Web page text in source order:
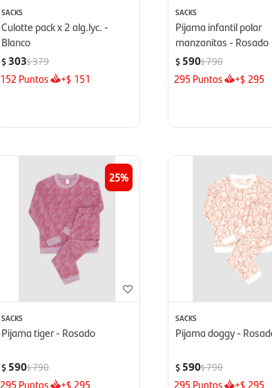
SACKS
Culotte pack x 2 alg.lyc. -
Blanco
$ 303$379
152 Puntos +$ 151
SACKS
Pijama infantil polar
manzanitas - Rosado
$ 590$790
295 Puntos +$ 295
25
SACKS
Pijama tiger - Rosado
$ 590$790
295 Puntos +$ 295
SACKS
Pijama doggy -
$ 590$790
295 Puntos +$ 295